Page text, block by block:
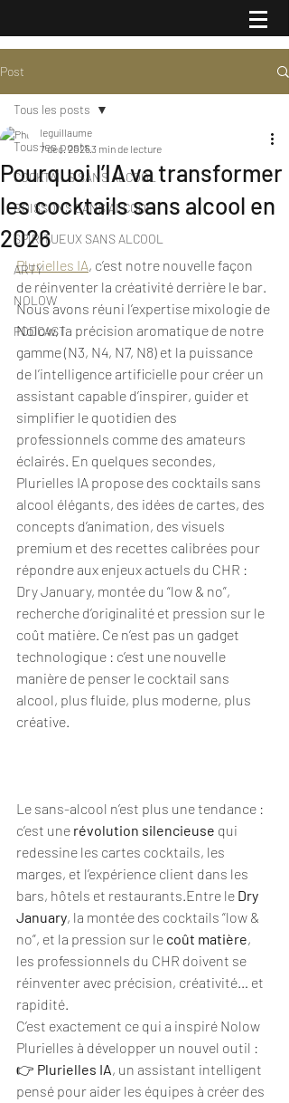
Post
Tous les posts
COCKTAILS SANS ALCOOL
BOISSONS SANS ALCOOL
SPIRITUEUX SANS ALCOOL
ARTY
NOLOW
PODCAST
Tous les posts
Pourquoi l’IA va transformer
les cocktails sans alcool en
2026
leguillaume
7 déc. 20253 min de lecture
Plurielles IA, c’est notre nouvelle façon
de réinventer la créativité derrière le bar.
Nous avons réuni l’expertise mixologie de
Nolow, la précision aromatique de notre
gamme (N3, N4, N7, N8) et la puissance
de l’intelligence artificielle pour créer un
assistant capable d’inspirer, guider et
simplifier le quotidien des
professionnels comme des amateurs
éclairés. En quelques secondes,
Plurielles IA propose des cocktails sans
alcool élégants, des idées de cartes, des
concepts d’animation, des visuels
premium et des recettes calibrées pour
répondre aux enjeux actuels du CHR :
Dry January, montée du “low & no”,
recherche d’originalité et pression sur le
coût matière. Ce n’est pas un gadget
technologique : c’est une nouvelle
manière de penser le cocktail sans
alcool, plus fluide, plus moderne, plus
créative.
Le sans-alcool n’est plus une tendance :
c’est une révolution silencieuse qui
redessine les cartes cocktails, les
marges, et l’expérience client dans les
bars, hôtels et restaurants.Entre le Dry
January, la montée des cocktails “low &
no”, et la pression sur le coût matière,
les professionnels du CHR doivent se
réinventer avec précision, créativité… et
rapidité.
C’est exactement ce qui a inspiré Nolow
Plurielles à développer un nouvel outil :
👉 Plurielles IA, un assistant intelligent
pensé pour aider les équipes à créer des